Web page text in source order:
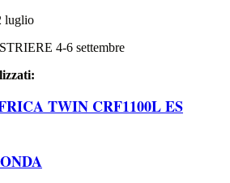
luglio
4-6 settembre
TWIN CRF1100L ES